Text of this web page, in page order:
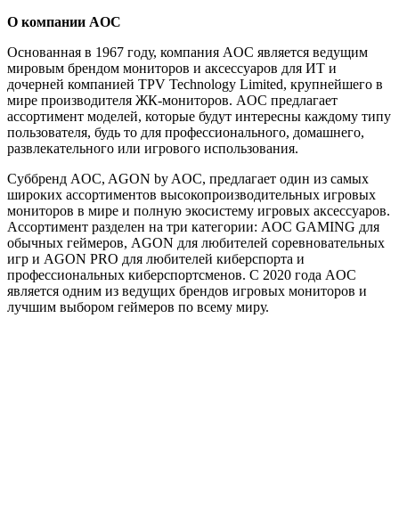
О компании AOC
Основанная в 1967 году, компания AOC является ведущим
мировым брендом мониторов и аксессуаров для ИТ и
дочерней компанией TPV Technology Limited, крупнейшего в
мире производителя ЖК-мониторов. AOC предлагает
ассортимент моделей, которые будут интересны каждому типу
пользователя, будь то для профессионального, домашнего,
развлекательного или игрового использования.
Суббренд AOC, AGON by AOC, предлагает один из самых
широких ассортиментов высокопроизводительных игровых
мониторов в мире и полную экосистему игровых аксессуаров.
Ассортимент разделен на три категории: AOC GAMING для
обычных геймеров, AGON для любителей соревновательных
игр и AGON PRO для любителей киберспорта и
профессиональных киберспортсменов. С 2020 года AOC
является одним из ведущих брендов игровых мониторов и
лучшим выбором геймеров по всему миру.